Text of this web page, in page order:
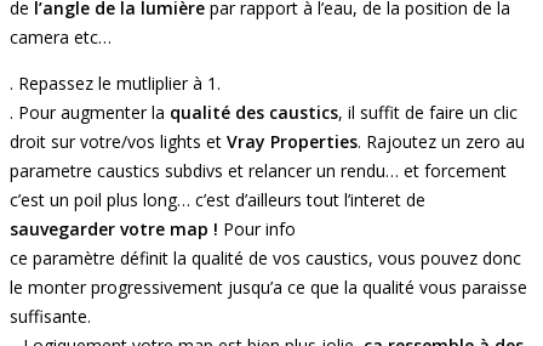
de l’angle de la lumière par rapport à l’eau, de la position de la
camera etc…
. Repassez le mutliplier à 1.
. Pour augmenter la qualité des caustics, il suffit de faire un clic
droit sur votre/vos lights et Vray Properties. Rajoutez un zero au
parametre caustics subdivs et relancer un rendu… et forcement
c’est un poil plus long… c’est d’ailleurs tout l’interet de
sauvegarder votre map ! Pour info
ce paramètre définit la qualité de vos caustics, vous pouvez donc
le monter progressivement jusqu’a ce que la qualité vous paraisse
suffisante.